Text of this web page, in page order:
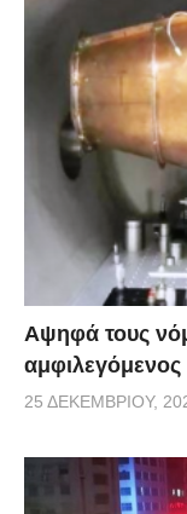
Αψηφά τους
αμφιλεγόμενος
25 ΔΕΚΕΜΒΡΊΟΥ,